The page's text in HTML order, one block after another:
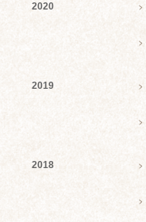
2020
2019
2018